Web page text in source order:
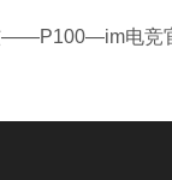
——P100—im电竞